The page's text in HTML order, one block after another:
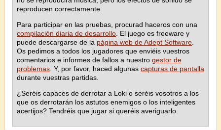
reproducen correctamente.
Para participar en las pruebas, procurad haceros con una
compilación diaria de desarrollo . El juego es freeware y
puede descargarse de la página web de Adept Software
Os pedimos a todos los jugadores que enviéis vuestros
comentarios e informes de fallos a nuestro gestor de
problemas . Y, por favor, haced algunas capturas de pantalla
durante vuestras partidas.
¿Seréis capaces de derrotar a Loki o seréis vosotros a los
que os derrotarán los astutos enemigos o los inteligentes
acertijos? Tendréis que jugar si queréis averiguarlo.